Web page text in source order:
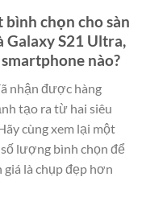
chọn cho sàn
Galaxy S21 Ultra,
nào?
nhận được hàng
tạo ra từ hai siêu
cùng xem lại một
lượng bình chọn để
là chụp đẹp hơn